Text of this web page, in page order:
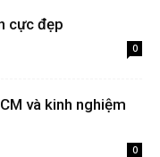
cực đẹp
0
và kinh nghiệm
0